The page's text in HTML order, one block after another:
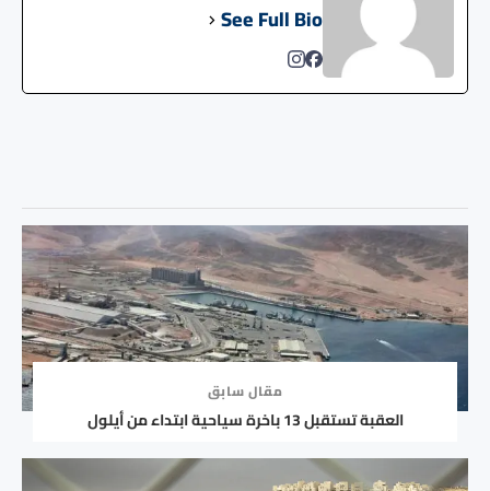
See Full Bio
مقال سابق
العقبة تستقبل 13 باخرة سياحية ابتداء من أيلول